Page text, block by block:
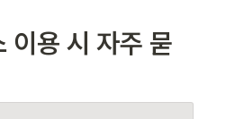
이용 시 자주 묻